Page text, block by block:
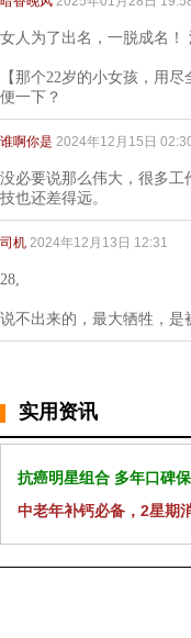
女人为了出名，一脱成名
【那个22岁的小女孩，用
便一下？
谁啊你是 2024年12月15日
没必要说那么伟大，很多
技也还差得远。
司机 2024年12月13日 12:31
28,
说不出来的，最大牺牲，是
实用资讯
抗癌明星组合 多年口碑
中老年补钙必备，2星期